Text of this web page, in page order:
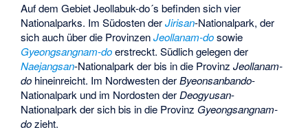
Auf dem Gebiet Jeollabuk-do´s befinden sich vier
Nationalparks. Im Südosten derJirisan-Nationalpark, der
sich auch über die ProvinzenJeollanam-dosowie
Gyeongsangnam-doerstreckt. Südlich gelegen der
Naejangsan-Nationalpark der bis in die ProvinzJeollanam-
do hineinreicht. Im Nordwesten derByeonsanbando-
Nationalpark und im Nordosten derDeogyusan-
Nationalpark der sich bis in die Provinz Gyeongsangnam-
dozieht.